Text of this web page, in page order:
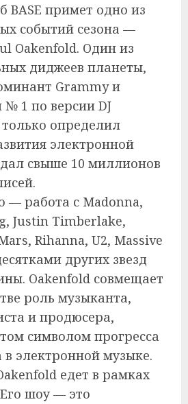
BASE примет одно из
событий сезона —
Oakenfold. Один из
диджеев планеты,
Grammy и
1 по версии DJ
определил
электронной
свыше 10 миллионов
— работа с Madonna,
Justin Timberlake,
Rihanna, U2, Massive
других звезд
Oakenfold совмещает
роль музыканта,
и продюсера,
символом прогресса
электронной музыке.
едет в рамках
шоу — это